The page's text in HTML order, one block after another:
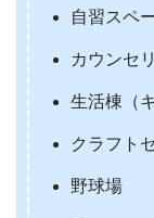
自習スペ
カウンセ
生活棟（
クラフト
野球場